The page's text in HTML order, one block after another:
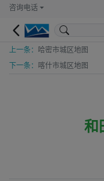
咨询电话
上一条： 哈密市城区地图
下一条： 喀什市城区地图
和